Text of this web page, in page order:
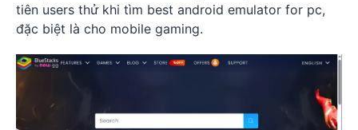
tiên users thử khi tìm best android emulator for pc,
đặc biệt là cho mobile gaming.